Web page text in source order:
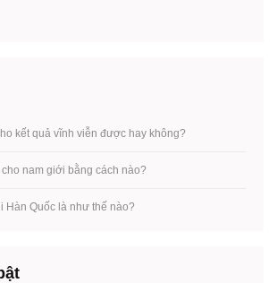
kết quả vĩnh viễn được hay không?
nam giới bằng cách nào?
Hàn Quốc là như thế nào?